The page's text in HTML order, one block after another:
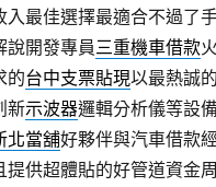
入最佳選擇最適合不過了
說開發專員三重機車借款
的台中支票貼現以最熱誠
新示波器邏輯分析儀等設
北當舖好夥伴與汽車借款
提供超體貼的好管道資金